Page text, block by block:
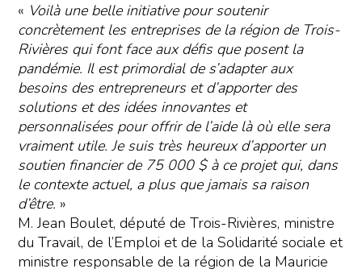
« Voilà une belle initiative pour soutenir
concrètement les entreprises de la région de Trois-
Rivières qui font face aux défis que posent la
pandémie. Il est primordial de s’adapter aux
besoins des entrepreneurs et d’apporter des
solutions et des idées innovantes et
personnalisées pour offrir de l’aide là où elle sera
vraiment utile. Je suis très heureux d’apporter un
soutien financier de 75 000 $ à ce projet qui, dans
le contexte actuel, a plus que jamais sa raison
d’être. »
M. Jean Boulet, député de Trois-Rivières, ministre
du Travail, de l’Emploi et de la Solidarité sociale et
ministre responsable de la région de la Mauricie